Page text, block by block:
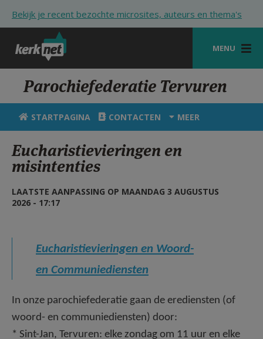
Bekijk je recent bezochte microsites, auteurs en thema's
MENU
STARTPAGINA
KERK
VIERINGEN
SHOP
HULP
MIJN PAROCHIE
AANMELDEN OF REGISTREREN
Parochiefederatie Tervuren
STARTPAGINA CONTACTEN MEER
Eucharistievieringen en
misintenties
LAATSTE AANPASSING OP MAANDAG 3 AUGUSTUS
2026 - 17:17
Eucharistievieringen en Woord-
en Communiediensten
In onze parochiefederatie gaan de erediensten (of
woord- en communiediensten) door:
* Sint-Jan, Tervuren: elke zondag om 11 uur en elke